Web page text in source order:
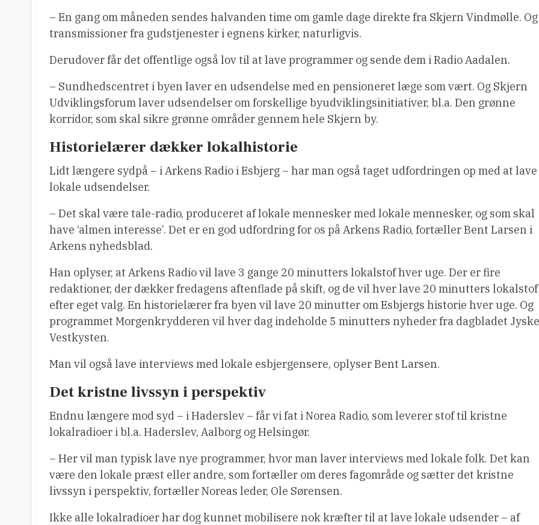
– En gang om måneden sendes halvanden time om gamle dage direkte fra Skjern Vindmølle. Og
transmissioner fra gudstjenester i egnens kirker, naturligvis.
Derudover får det offentlige også lov til at lave programmer og sende dem i Radio Aadalen.
– Sundhedscentret i byen laver en udsendelse med en pensioneret læge som vært. Og Skjern
Udviklingsforum laver udsendelser om forskellige byudviklingsinitiativer, bl.a. Den grønne
korridor, som skal sikre grønne områder gennem hele Skjern by.
Historielærer dækker lokalhistorie
Lidt længere sydpå – i Arkens Radio i Esbjerg – har man også taget udfordringen op med at lave
lokale udsendelser.
– Det skal være tale-radio, produceret af lokale mennesker med lokale mennesker, og som skal
have ‘almen interesse’. Det er en god udfordring for os på Arkens Radio, fortæller Bent Larsen i
Arkens nyhedsblad.
Han oplyser, at Arkens Radio vil lave 3 gange 20 minutters lokalstof hver uge. Der er fire
redaktioner, der dækker fredagens aftenflade på skift, og de vil hver lave 20 minutters lokalstof
efter eget valg. En historielærer fra byen vil lave 20 minutter om Esbjergs historie hver uge. Og
programmet Morgenkrydderen vil hver dag indeholde 5 minutters nyheder fra dagbladet Jyske
Vestkysten.
Man vil også lave interviews med lokale esbjergensere, oplyser Bent Larsen.
Det kristne livssyn i perspektiv
Endnu længere mod syd – i Haderslev – får vi fat i Norea Radio, som leverer stof til kristne
lokalradioer i bl.a. Haderslev, Aalborg og Helsingør.
– Her vil man typisk lave nye programmer, hvor man laver interviews med lokale folk. Det kan
være den lokale præst eller andre, som fortæller om deres fagområde og sætter det kristne
livssyn i perspektiv, fortæller Noreas leder, Ole Sørensen.
Ikke alle lokalradioer har dog kunnet mobilisere nok kræfter til at lave lokale udsender – af